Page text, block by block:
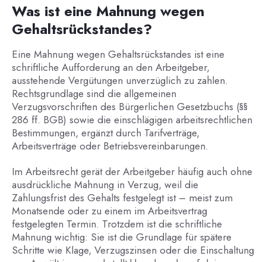
Was ist eine Mahnung wegen
Gehaltsrückstandes?
Eine Mahnung wegen Gehaltsrückstandes ist eine
schriftliche Aufforderung an den Arbeitgeber,
ausstehende Vergütungen unverzüglich zu zahlen.
Rechtsgrundlage sind die allgemeinen
Verzugsvorschriften des Bürgerlichen Gesetzbuchs (§§
286 ff. BGB) sowie die einschlägigen arbeitsrechtlichen
Bestimmungen, ergänzt durch Tarifverträge,
Arbeitsverträge oder Betriebsvereinbarungen.
Im Arbeitsrecht gerät der Arbeitgeber häufig auch ohne
ausdrückliche Mahnung in Verzug, weil die
Zahlungsfrist des Gehalts festgelegt ist – meist zum
Monatsende oder zu einem im Arbeitsvertrag
festgelegten Termin. Trotzdem ist die schriftliche
Mahnung wichtig: Sie ist die Grundlage für spätere
Schritte wie Klage, Verzugszinsen oder die Einschaltung